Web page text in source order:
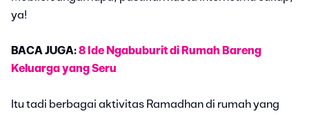
ya!
BACA JUGA:8 Ide Ngabuburit di Rumah Bareng
Keluarga yang Seru
Itu tadi berbagai aktivitas Ramadhan di rumah yang